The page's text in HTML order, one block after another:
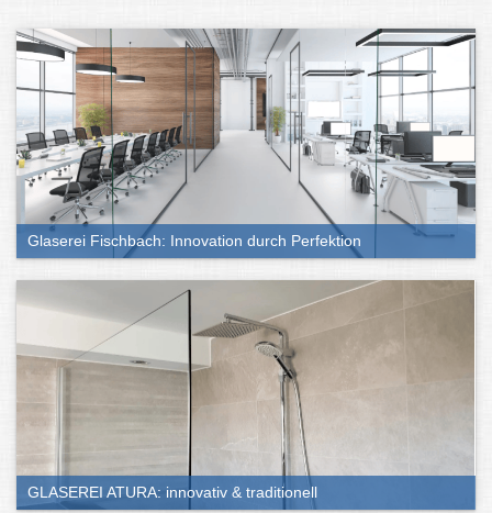
Glaserei Fischbach: Innovation durch Perfektion
GLASEREI ATURA: innovativ & traditionell